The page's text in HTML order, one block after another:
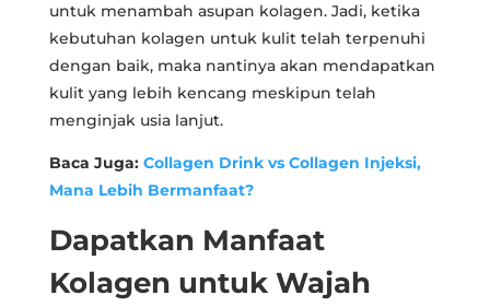
untuk menambah asupan kolagen. Jadi, ketika
kebutuhan kolagen untuk kulit telah terpenuhi
dengan baik, maka nantinya akan mendapatkan
kulit yang lebih kencang meskipun telah
menginjak usia lanjut.
Baca Juga: Collagen Drink vs Collagen Injeksi,
Mana Lebih Bermanfaat?
Dapatkan Manfaat
Kolagen untuk Wajah